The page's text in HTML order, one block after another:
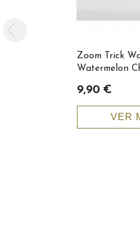
Zoom Trick
Watermelon
9,90 €
VER